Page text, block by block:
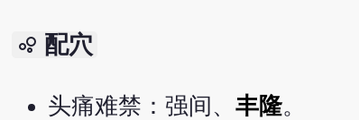
bubble_chart 配穴
头痛难禁：强间、 丰隆。